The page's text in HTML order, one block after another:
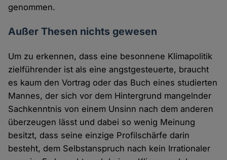
genommen.
Außer Thesen nichts gewesen
Um zu erkennen, dass eine besonnene Klimapolitik
zielführender ist als eine angstgesteuerte, braucht
es kaum den Vortrag oder das Buch eines studierten
Mannes, der sich vor dem Hintergrund mangelnder
Sachkenntnis von einem Unsinn nach dem anderen
überzeugen lässt und dabei so wenig Meinung
besitzt, dass seine einzige Profilschärfe darin
besteht, dem Selbstanspruch nach kein Irrationaler